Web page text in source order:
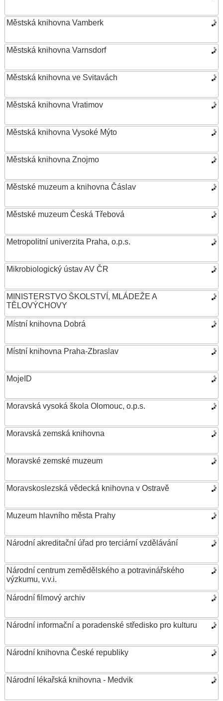
Městská knihovna Vamberk
Městská knihovna Varnsdorf
Městská knihovna ve Svitavách
Městská knihovna Vratimov
Městská knihovna Vysoké Mýto
Městská knihovna Znojmo
Městské muzeum a knihovna Čáslav
Městské muzeum Česká Třebová
Metropolitní univerzita Praha, o.p.s.
Mikrobiologický ústav AV ČR
MINISTERSTVO ŠKOLSTVÍ, MLÁDEŽE A
TĚLOVÝCHOVY
Místní knihovna Dobrá
Místní knihovna Praha-Zbraslav
MojeID
Moravská vysoká škola Olomouc, o.p.s.
Moravská zemská knihovna
Moravské zemské muzeum
Moravskoslezská vědecká knihovna v Ostravě
Muzeum hlavního města Prahy
Národní akreditační úřad pro terciární vzdělávání
Národní centrum zemědělského a potravinářského
výzkumu, v.v.i.
Národní filmový archiv
Národní informační a poradenské středisko pro kulturu
Národní knihovna České republiky
Národní lékařská knihovna - Medvik